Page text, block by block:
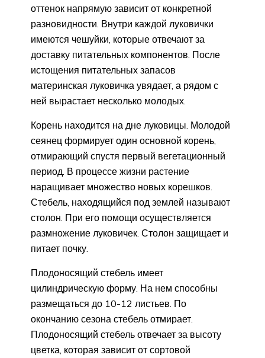
оттенок напрямую зависит от конкретной
разновидности. Внутри каждой луковички
имеются чешуйки, которые отвечают за
доставку питательных компонентов. После
истощения питательных запасов
материнская луковичка увядает, а рядом с
ней вырастает несколько молодых.
Корень находится на дне луковицы. Молодой
сеянец формирует один основной корень,
отмирающий спустя первый вегетационный
период. В процессе жизни растение
наращивает множество новых корешков.
Стебель, находящийся под землей называют
столон. При его помощи осуществляется
размножение луковичек. Столон защищает и
питает почку.
Плодоносящий стебель имеет
цилиндрическую форму. На нем способны
размещаться до 10-12 листьев. По
окончанию сезона стебель отмирает.
Плодоносящий стебель отвечает за высоту
цветка, которая зависит от сортовой